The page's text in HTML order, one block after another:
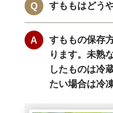
すももはどう
すももの保存
ります。未熟
したものは冷
たい場合は冷